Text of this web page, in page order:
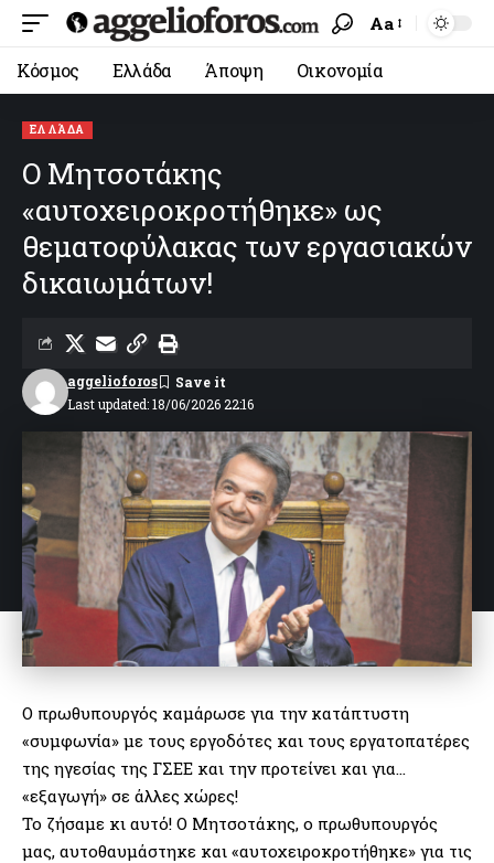
Aa
Κόσμος Ελλάδα Άποψη Οικονομία
ΕΛΛΆΔΑ
Ο Μητσοτάκης
«αυτοχειροκροτήθηκε» ως
θεματοφύλακας των εργασιακών
δικαιωμάτων!
Last updated: 18/06/2026 22:16
aggelioforos
Ο πρωθυπουργός καμάρωσε για την κατάπτυστη
«συμφωνία» με τους εργοδότες και τους εργατοπατέρες
της ηγεσίας της ΓΣΕΕ και την προτείνει και για…
«εξαγωγή» σε άλλες χώρες!
Το ζήσαμε κι αυτό! Ο Μητσοτάκης, ο πρωθυπουργός
μας, αυτοθαυμάστηκε και «αυτοχειροκροτήθηκε» για τις